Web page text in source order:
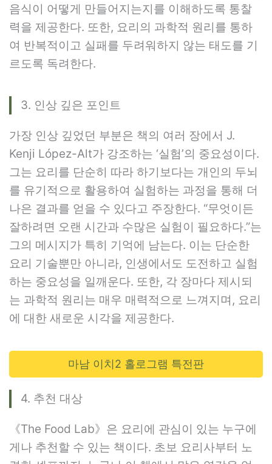
음식이 어떻게 만들어지는지를 이해하도록 통찰
력을 제공한다. 또한, 요리의 과학적 원리를 통하
여 반복적이고 실패를 두려워하지 않는 태도를 기
르도록 독려한다.
3. 인상 깊은 포인트
가장 인상 깊었던 부분은 책의 여러 장에서 J.
Kenji López-Alt가 강조하는 ‘실험’의 중요성이다.
그는 요리를 단순히 따라 하기보다는 개인의 두뇌
를 유기적으로 활용하여 실험하는 과정을 통해 더
나은 결과를 얻을 수 있다고 주장한다. “무엇이든
잘하려면 오랜 시간과 수많은 실험이 필요하다.”는
그의 메시지가 특히 기억에 남는다. 이는 단순한
요리 기술뿐만 아니라, 인생에서도 도전하고 실험
하는 중요성을 일깨운다. 또한, 각 장마다 제시되
는 과학적 원리는 매우 매력적으로 느껴지며, 요리
에 대한 새로운 시각을 제공한다.
마남 이치2 홀로그램 특전판
4. 추천 대상
《The Food Lab》은 요리에 관심이 있는 누구에
게나 추천할 수 있는 책이다. 초보 요리사부터 노